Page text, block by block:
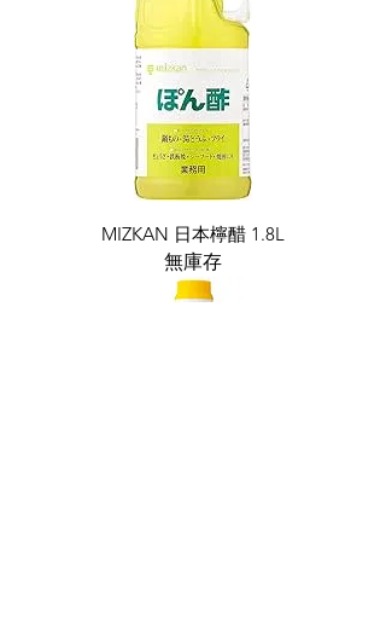
MIZKAN 日本檸醋 1.8L
無庫存